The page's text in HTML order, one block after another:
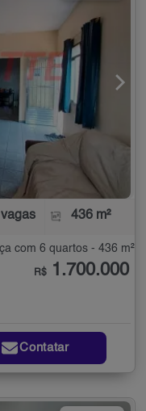
436 m²
com 6 quartos - 436 m²
R$ 1.700.000
Contatar